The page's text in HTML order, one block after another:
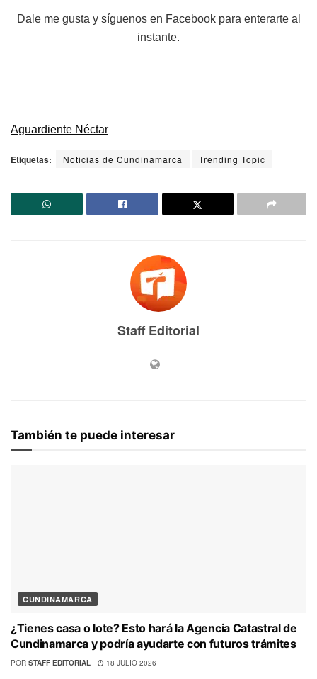
Dale me gusta y síguenos en Facebook para enterarte al
instante.
Aguardiente Néctar
Etiquetas: Noticias de Cundinamarca Trending Topic
Staff Editorial
También te puede interesar
CUNDINAMARCA
¿Tienes casa o lote? Esto hará la Agencia Catastral de
Cundinamarca y podría ayudarte con futuros trámites
POR STAFF EDITORIAL 18 JULIO 2026